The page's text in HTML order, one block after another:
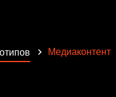
Медиаконтент